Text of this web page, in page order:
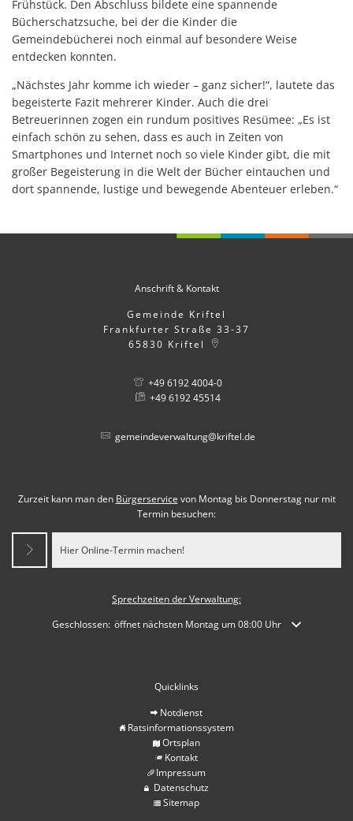
Frühstück. Den Abschluss bildete eine spannende
Bücherschatzsuche, bei der die Kinder die
Gemeindebücherei noch einmal auf besondere Weise
entdecken konnten.
„Nächstes Jahr komme ich wieder – ganz sicher!“, lautete das
begeisterte Fazit mehrerer Kinder. Auch die drei
Betreuerinnen zogen ein rundum positives Resümee: „Es ist
einfach schön zu sehen, dass es auch in Zeiten von
Smartphones und Internet noch so viele Kinder gibt, die mit
großer Begeisterung in die Welt der Bücher eintauchen und
dort spannende, lustige und bewegende Abenteuer erleben.“
Anschrift & Kontakt
Gemeinde Kriftel
Frankfurter Straße 33-37
65830 Kriftel
+49 6192 4004-0
+49 6192 45514
gemeindeverwaltung@kriftel.de
Zurzeit kann man den Bürgerservice von Montag bis Donnerstag nur mit
Termin besuchen:
Hier Online-Termin machen!
Sprechzeiten der Verwaltung:
Klicken, um weitere Öffnungs- oder Schließzeiten auszublenden
Geschlossen: öffnet nächsten Montag um 08:00 Uhr
Quicklinks
Notdienst
Ratsinformationssystem
Ortsplan
Kontakt
Impressum
Datenschutz
Sitemap